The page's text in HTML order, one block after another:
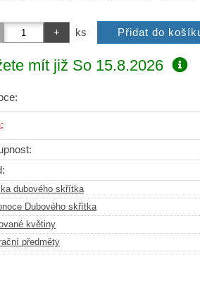
ks
mít již So 15.8.2026
dubového skřítka
Dubového skřítka
květiny
předměty